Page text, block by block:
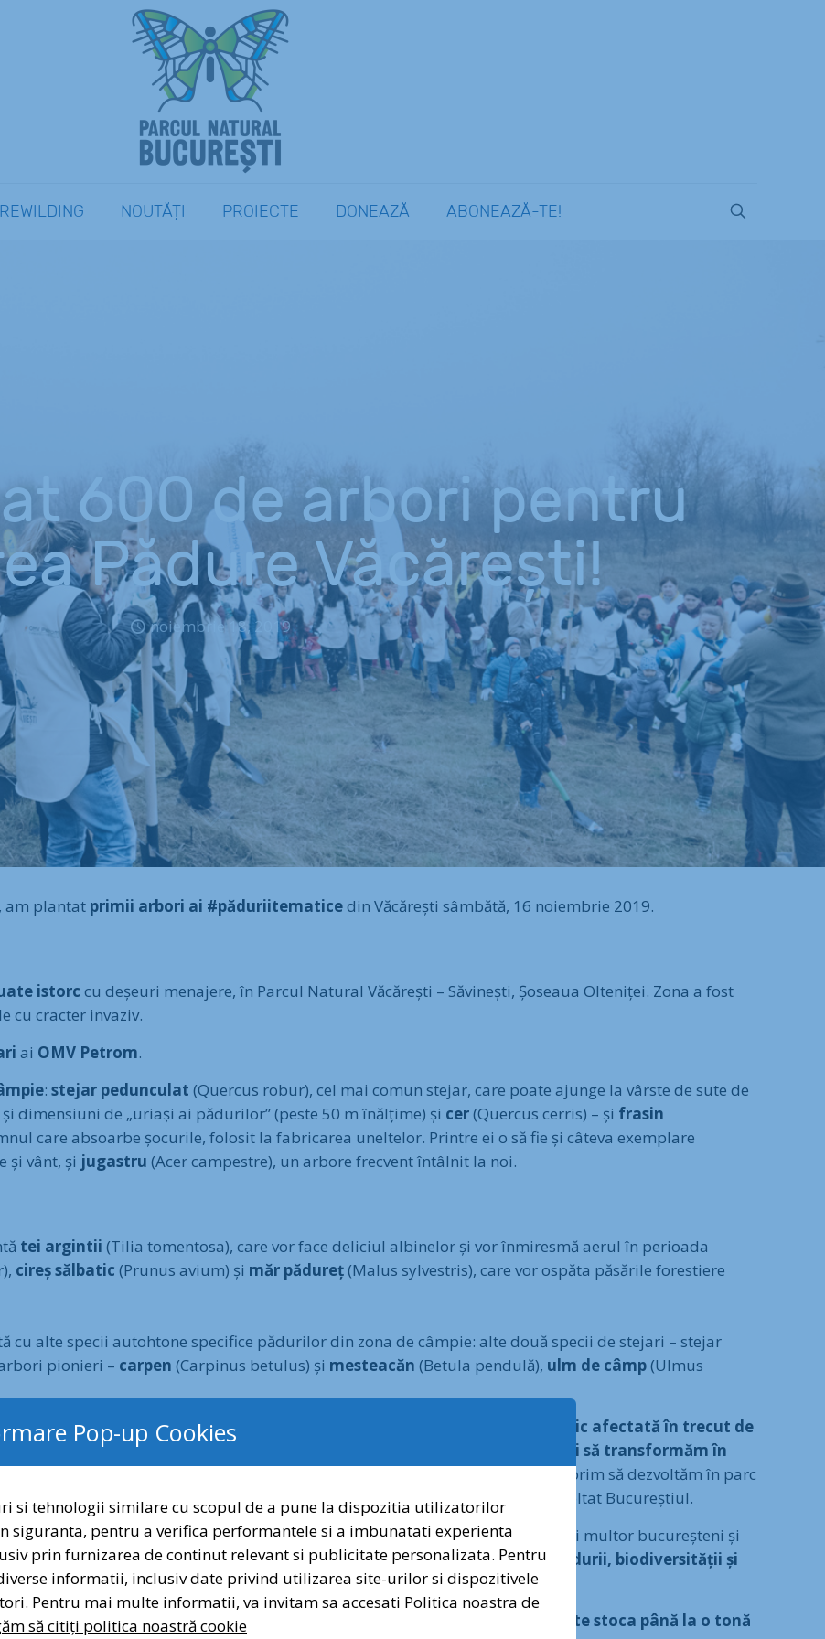
REWILDING NOUTĂȚI PROIECTE DONEAZĂ ABONEAZĂ-TE!
600 de arbori pentru
Pădure Văcărești!
noiembrie 18, 2019
am plantat primii arbori ai #păduriitematicedin Văcărești sâmbătă, 16 noiembrie 2019.
istorc cu deșeuri menajere, în Parcul Natural Văcărești – Săvinești, Șoseaua Olteniței. Zona a fost
cu cracter invaziv.
ai OMV Petrom.
:stejar pedunculat (Quercus robur), cel mai comun stejar, care poate ajunge la vârste de sute de
dimensiuni de „uriași ai pădurilor” (peste 50 m înălțime) și cer(Quercus cerris) – și frasin
care absoarbe șocurile, folosit la fabricarea uneltelor. Printre ei o să fie și câteva exemplare
și vânt, și jugastru (Acer campestre), un arbore frecvent întâlnit la noi.
tei argintii (Tilia tomentosa), care vor face deliciul albinelor și vor înmiresmă aerul în perioada
cireș sălbatic (Prunus avium) și măr pădureț(Malus sylvestris), care vor ospăta păsările forestiere
cu alte specii autohtone specifice pădurilor din zona de câmpie: alte două specii de stejari – stejar
pionieri – carpen (Carpinus betulus) și mesteacăn (Betula pendulă), ulm de câmp(Ulmus
. Dorim să urmărimdinamica speciilor
zonă puternic afectată în trecut de
mai aglomerat oraș al țării. În anii următori, dorim să r
econstruim ecologic și să transformăm în
. Dorim să dezvoltăm în parc
– pădurile seculare care acopereau zona pe care ulterior s-a dezvoltat Bucureștiul.
la fel ca și al celor care vor urmă, este și unuleducativ. Dorim să arătăm cât mai multor bucureșteni și
până când devine pădure și să-i învățăm despreimportanțacrucială a
pădurii, biodiversității și
în mediul urban tot mai poluat.
capacității parcului de stocare a CO2. Un arbore ajuns la maturitate poate stoca până la o tonă
Dragi prieteni ai naturii urbane, vocea voastră contează.
Semnați și distribuiți petiția pentru protecția Pădurii Băneasa!
Semnez pentru Pădurea Băneasa
Pop-up Cookies
si tehnologii similare cu scopul de a pune la dispozitia utilizatorilor
siguranta, pentru a verifica performantele si a imbunatati experienta
prin furnizarea de continut relevant si publicitate personalizata. Pentru
informatii, inclusiv date privind utilizarea site-urilor si dispozitivele
Pentru mai multe informatii, va invitam sa accesati Politica noastra de
să citiți politica noastră cookie